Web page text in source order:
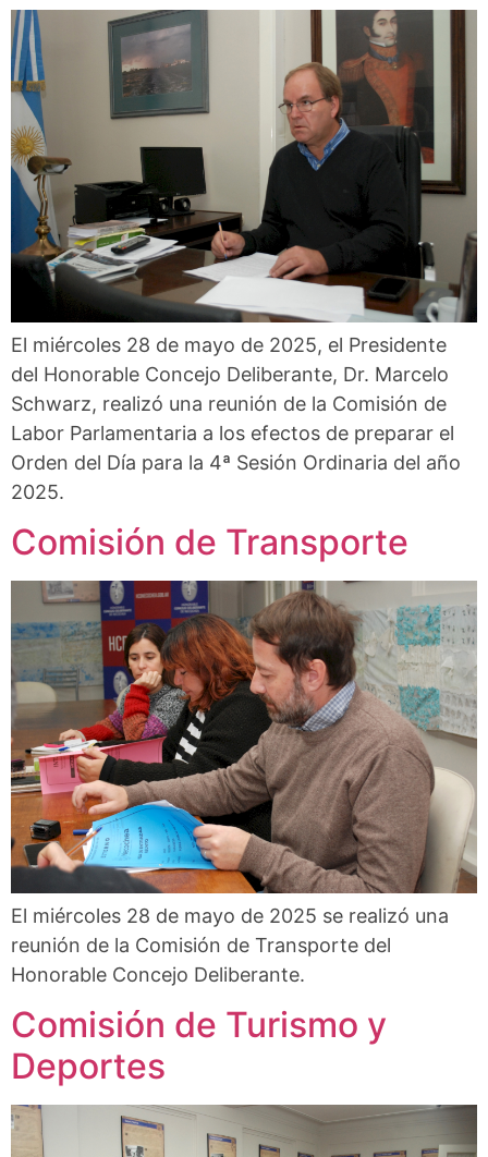
El miércoles 28 de mayo de 2025, el Presidente
del Honorable Concejo Deliberante, Dr. Marcelo
Schwarz, realizó una reunión de la Comisión de
Labor Parlamentaria a los efectos de preparar el
Orden del Día para la 4ª Sesión Ordinaria del año
2025.
Comisión de Transporte
El miércoles 28 de mayo de 2025 se realizó una
reunión de la Comisión de Transporte del
Honorable Concejo Deliberante.
Comisión de Turismo y
Deportes